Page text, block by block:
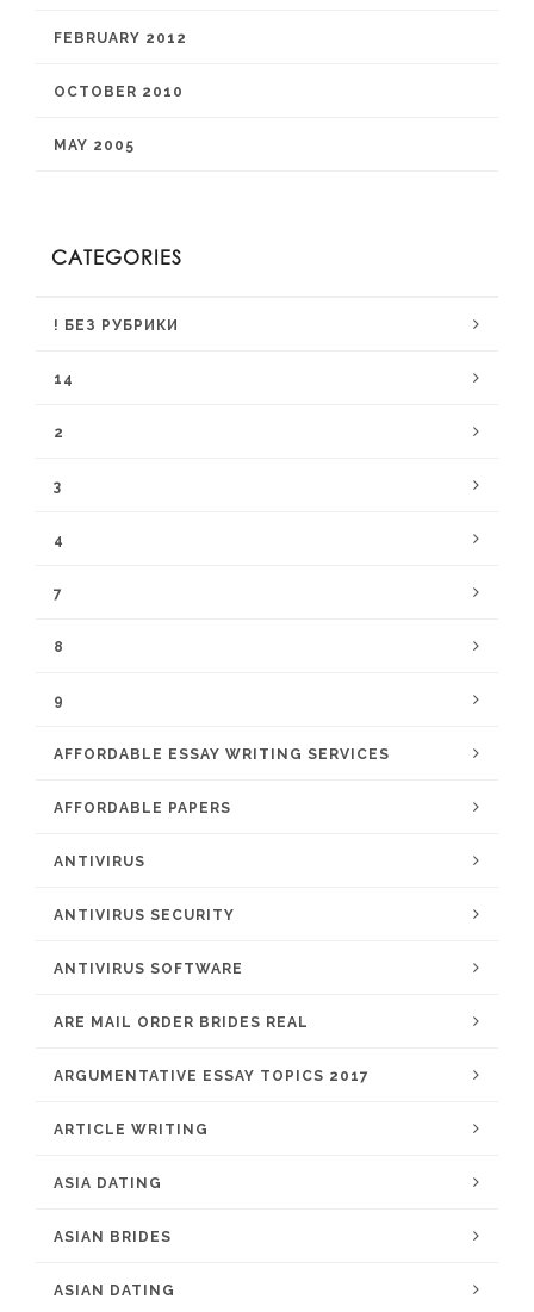
FEBRUARY 2012
OCTOBER 2010
MAY 2005
CATEGORIES
! БЕЗ РУБРИКИ
14
2
3
4
7
8
9
AFFORDABLE ESSAY WRITING SERVICES
AFFORDABLE PAPERS
ANTIVIRUS
ANTIVIRUS SECURITY
ANTIVIRUS SOFTWARE
ARE MAIL ORDER BRIDES REAL
ARGUMENTATIVE ESSAY TOPICS 2017
ARTICLE WRITING
ASIA DATING
ASIAN BRIDES
ASIAN DATING